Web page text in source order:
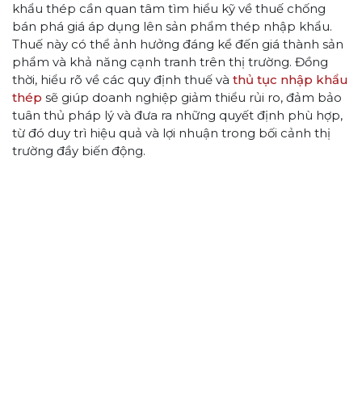
khẩu thép cần quan tâm tìm hiểu kỹ về thuế chống
bán phá giá áp dụng lên sản phẩm thép nhập khẩu.
Thuế này có thể ảnh hưởng đáng kể đến giá thành sản
phẩm và khả năng cạnh tranh trên thị trường. Đồng
thời, hiểu rõ về các quy định thuế và thủ tục nhập khẩu
thép sẽ giúp doanh nghiệp giảm thiểu rủi ro, đảm bảo
tuân thủ pháp lý và đưa ra những quyết định phù hợp,
từ đó duy trì hiệu quả và lợi nhuận trong bối cảnh thị
trường đầy biến động.